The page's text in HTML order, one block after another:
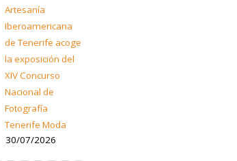
Artesanía
Iberoamericana
de Tenerife acoge
la exposición del
XIV Concurso
Nacional de
Fotografía
Tenerife Moda
30/07/2026